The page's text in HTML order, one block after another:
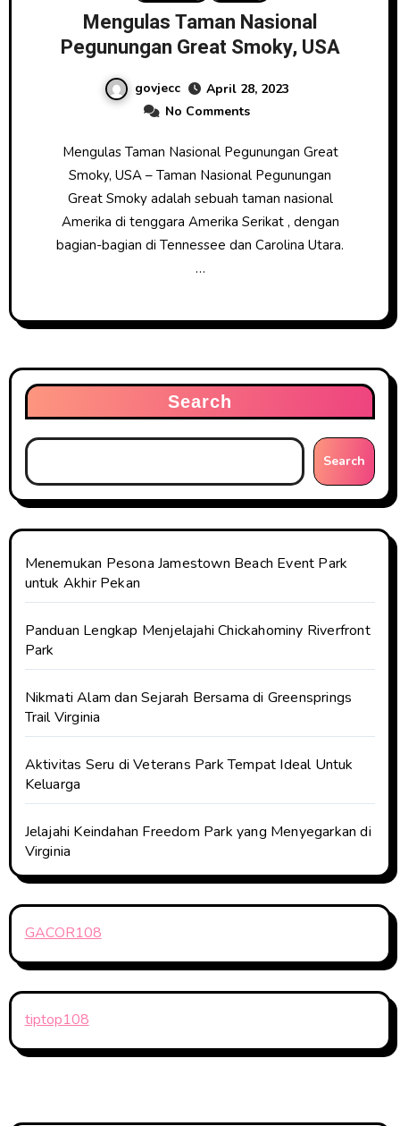
Mengulas Taman Nasional
Pegunungan Great Smoky, USA
govjecc
April 28, 2023
No Comments
Mengulas Taman Nasional Pegunungan Great
Smoky, USA – Taman Nasional Pegunungan
Great Smoky adalah sebuah taman nasional
Amerika di tenggara Amerika Serikat , dengan
bagian-bagian di Tennessee dan Carolina Utara.
…
Search
Search
Menemukan Pesona Jamestown Beach Event Park
untuk Akhir Pekan
Panduan Lengkap Menjelajahi Chickahominy Riverfront
Park
Nikmati Alam dan Sejarah Bersama di Greensprings
Trail Virginia
Aktivitas Seru di Veterans Park Tempat Ideal Untuk
Keluarga
Jelajahi Keindahan Freedom Park yang Menyegarkan di
Virginia
GACOR108
tiptop108